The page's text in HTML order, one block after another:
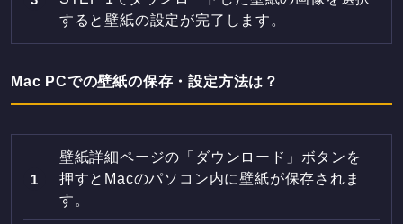
すると壁紙の設定が完了します。
Mac PCでの壁紙の保存・設定方法は？
壁紙詳細ページの「ダウンロード」ボタンを
押すとMacのパソコン内に壁紙が保存されま
す。